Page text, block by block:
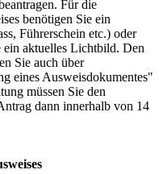
Für die
benötigen Sie ein
Führerschein etc.) oder
ein aktuelles Lichtbild. Den
Sie auch über
eines Ausweisdokumentes"
müssen Sie den
dann innerhalb von 14